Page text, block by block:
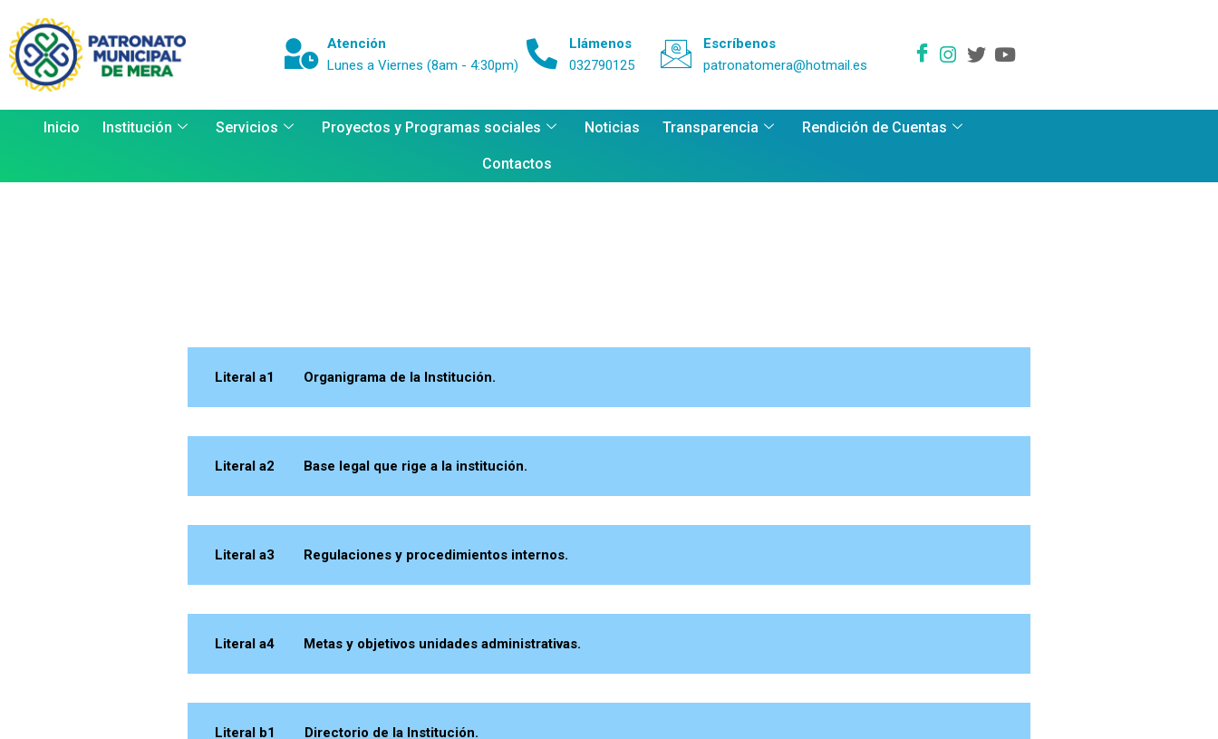
Atención
Lunes a Viernes (8am - 4:30pm)
Llámenos
032790125
Escríbenos
patronatomera@hotmail.es
Inicio Institución Servicios Proyectos y Programas sociales Noticias Transparencia Rendición de Cuentas
Contactos
Literal a1 Organigrama de la Institución.
Literal a2 Base legal que rige a la institución.
Literal a3 Regulaciones y procedimientos internos.
Literal a4 Metas y objetivos unidades administrativas.
Literal b1 Directorio de la Institución.